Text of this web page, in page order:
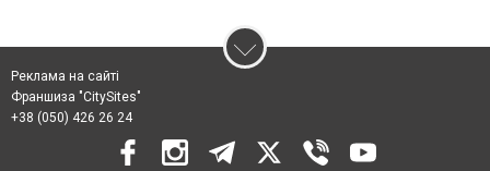
Реклама на сайті
Франшиза "CitySites"
+38 (050) 426 26 24